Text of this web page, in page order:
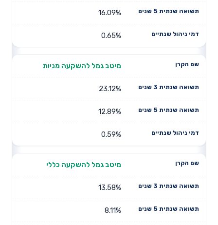
16.09%
0.65%
מיטב גמל להשקעה מניות
23.12%
12.89%
0.59%
מיטב גמל להשקעה כללי
13.58%
8.11%